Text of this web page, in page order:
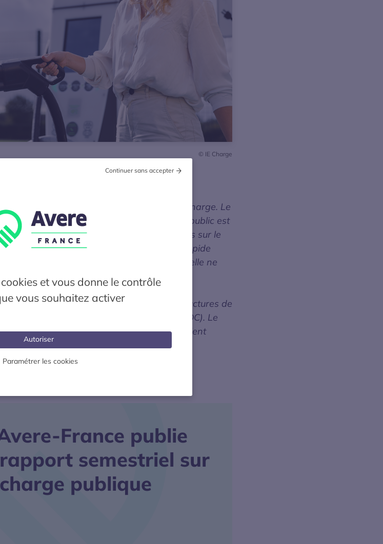
et vous donne le contrôle
vous souhaitez activer
Autoriser
Continuer sans accepter
Paramétrer les cookies
© IE Charge
démarre sous de bons auspices pour la recharge. Le
des 150 000 infrastructures ouvertes au public est
franchi, grâce à 2 654 nouvelles installations sur le
Pour la première fois, la recharge ultra-rapide
de 10%. Il y a trois ans, en janvier 2022, elle ne
2% de l’ensemble des infrastructures de
témoigne de la forte progression de cette
puissance. Enfin, la disponibilité des infrastructures de
à 93% (-0,4 pts en AC, +0,4 pts en DC). Le
immédiat aux stations de recharge se maintient
France publie
semestriel sur
publique
NOUVELLE FENÊTRE